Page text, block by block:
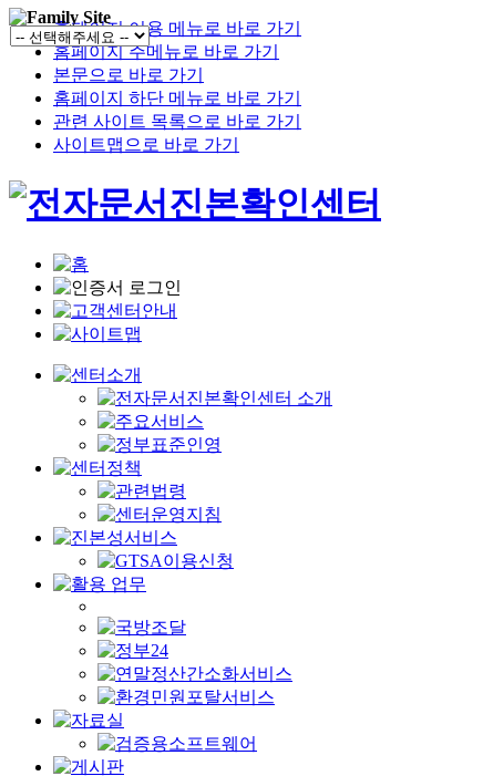
홈페이지 이용 메뉴로 바로 가기
홈페이지 주메뉴로 바로 가기
본문으로 바로 가기
홈페이지 하단 메뉴로 바로 가기
관련 사이트 목록으로 바로 가기
사이트맵으로 바로 가기